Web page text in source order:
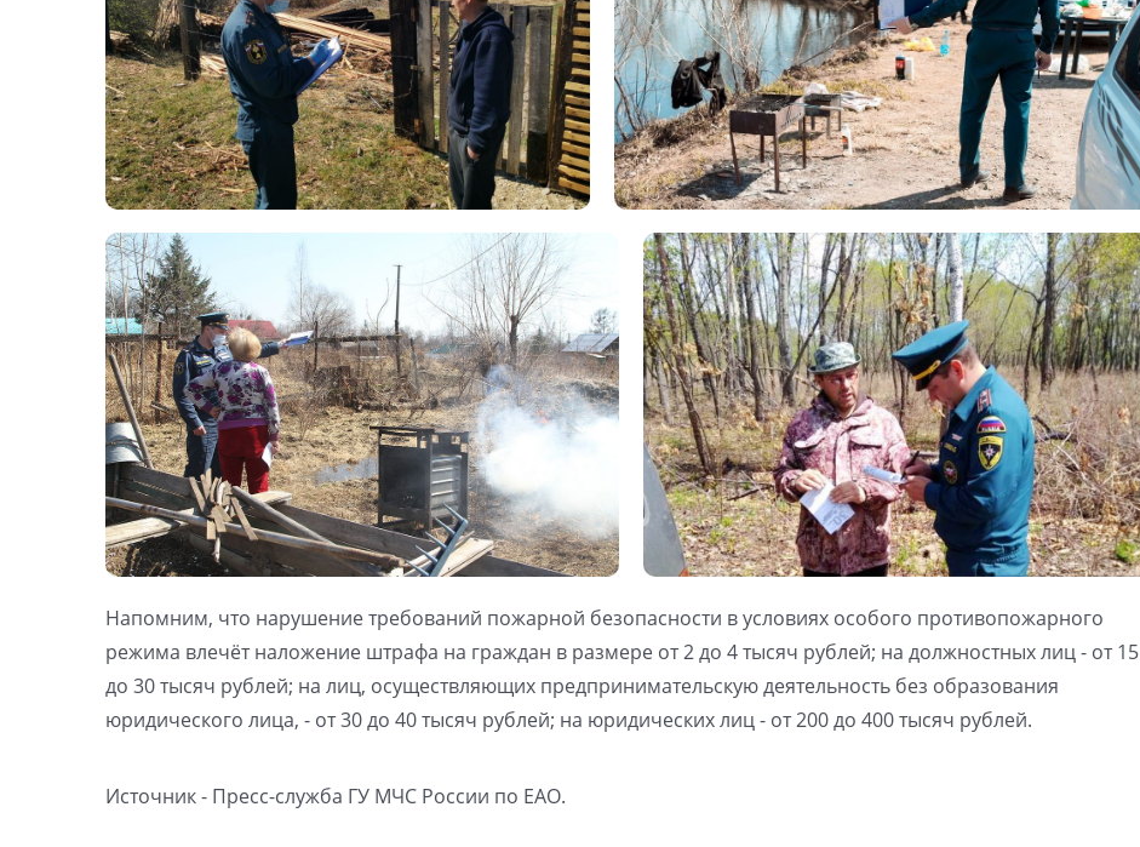
Напомним, что нарушение требований пожарной безопасности в условиях особого противопожарного
режима влечёт наложение штрафа на граждан в размере от 2 до 4 тысяч рублей; на должностных лиц - от 15
до 30 тысяч рублей; на лиц, осуществляющих предпринимательскую деятельность без образования
юридического лица, - от 30 до 40 тысяч рублей; на юридических лиц - от 200 до 400 тысяч рублей.
Источник - Пресс-служба ГУ МЧС России по ЕАО.